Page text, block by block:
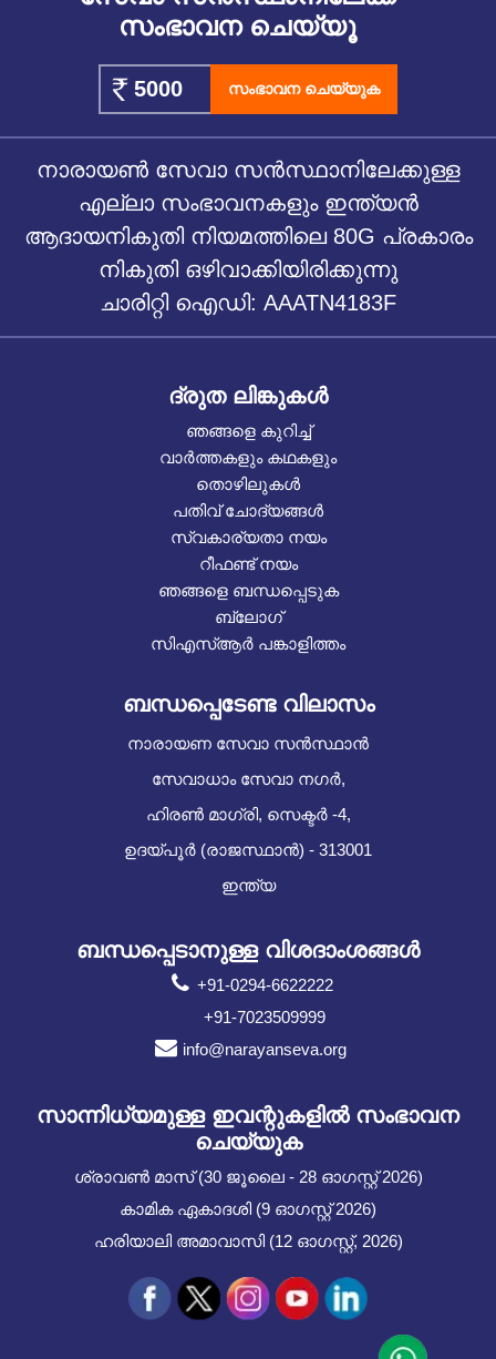
സംഭാവന ചെയ്യൂ
സംഭാവന ചെയ്യുക
നാരായൺ സേവാ സൻസ്ഥാനിലേക്കുള്ള
എല്ലാ സംഭാവനകളും ഇന്ത്യൻ
ആദായനികുതി നിയമത്തിലെ 80G പ്രകാരം
നികുതി ഒഴിവാക്കിയിരിക്കുന്നു
ചാരിറ്റി ഐഡി: AAATN4183F
ദ്രുത ലിങ്കുകൾ
ഞങ്ങളെ കുറിച്ച്
വാർത്തകളും കഥകളും
തൊഴിലുകൾ
പതിവ് ചോദ്യങ്ങൾ
സ്വകാര്യതാ നയം
റീഫണ്ട് നയം
ഞങ്ങളെ ബന്ധപ്പെടുക
ബ്ലോഗ്
സിഎസ്ആർ പങ്കാളിത്തം
ബന്ധപ്പെടേണ്ട വിലാസം
നാരായണ സേവാ സൻസ്ഥാൻ
സേവാധാം സേവാ നഗർ,
ഹിരൺ മാഗ്രി, സെക്ടർ -4,
ഉദയ്പൂർ (രാജസ്ഥാൻ) - 313001
ഇന്ത്യ
ബന്ധപ്പെടാനുള്ള വിശദാംശങ്ങൾ
+91-0294-6622222
+91-7023509999
info@narayanseva.org
സാന്നിധ്യമുള്ള ഇവന്റുകളില്‍ സംഭാവന
ചെയ്യുക
ശ്രാവൺ മാസ് (30 ജൂലൈ - 28 ഓഗസ്റ്റ് 2026)
കാമിക ഏകാദശി (9 ഓഗസ്റ്റ് 2026)
ഹരിയാലി അമാവാസി (12 ഓഗസ്റ്റ്, 2026)